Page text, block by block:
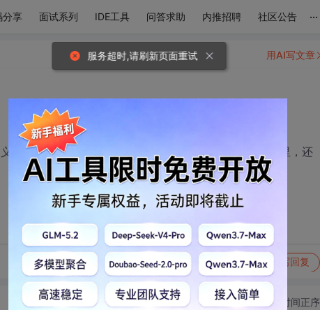
分享 面试系列 IDE工具 问答求助 内推招聘 社区公告 ...
了第二个成员方法，那么这两个成员方法是在同一个栈里，还
转发到动态 举报 写回复
用AI写文章
切换为时间正序
服务超时,请刷新页面重试